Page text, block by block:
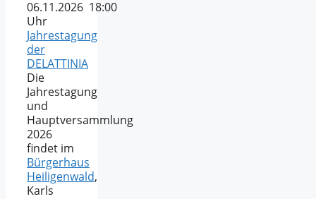
06.11.2026 18:00
Uhr
Jahrestagung
der
DELATTINIA
Die
Jahrestagung
und
Hauptversammlung
2026
findet im
Bürgerhaus
Heiligenwald,
Karls